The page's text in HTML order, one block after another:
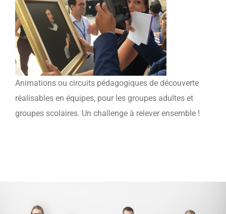
Animations ou circuits pédagogiques de découverte
réalisables en équipes, pour les groupes adultes et
groupes scolaires. Un challenge à relever ensemble !